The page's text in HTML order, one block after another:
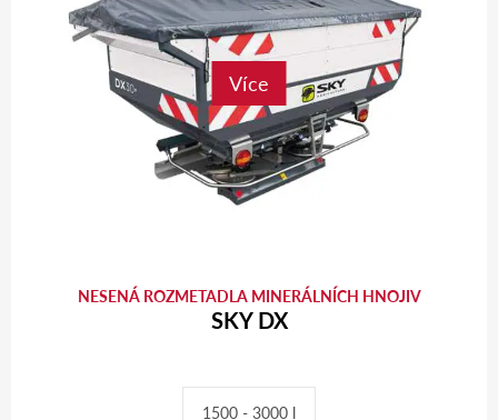
Více
NESENÁ ROZMETADLA MINERÁLNÍCH HNOJIV
SKY DX
1500 - 3000 l